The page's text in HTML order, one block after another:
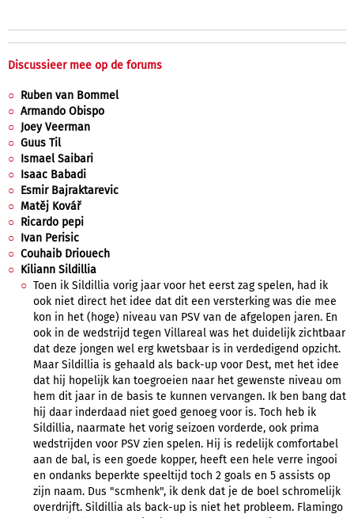
Discussieer mee op de forums
Ruben van Bommel
Armando Obispo
Joey Veerman
Guus Til
Ismael Saibari
Isaac Babadi
Esmir Bajraktarevic
Matěj Kovář
Ricardo pepi
Ivan Perisic
Couhaib Driouech
Kiliann Sildillia
Toen ik Sildillia vorig jaar voor het eerst zag spelen, had ik
ook niet direct het idee dat dit een versterking was die mee
kon in het (hoge) niveau van PSV van de afgelopen jaren. En
ook in de wedstrijd tegen Villareal was het duidelijk zichtbaar
dat deze jongen wel erg kwetsbaar is in verdedigend opzicht.
Maar Sildillia is gehaald als back-up voor Dest, met het idee
dat hij hopelijk kan toegroeien naar het gewenste niveau om
hem dit jaar in de basis te kunnen vervangen. Ik ben bang dat
hij daar inderdaad niet goed genoeg voor is. Toch heb ik
Sildillia, naarmate het vorig seizoen vorderde, ook prima
wedstrijden voor PSV zien spelen. Hij is redelijk comfortabel
aan de bal, is een goede kopper, heeft een hele verre ingooi
en ondanks beperkte speeltijd toch 2 goals en 5 assists op
zijn naam. Dus "scmhenk", ik denk dat je de boel schromelijk
overdrijft. Sildillia als back-up is niet het probleem. Flamingo